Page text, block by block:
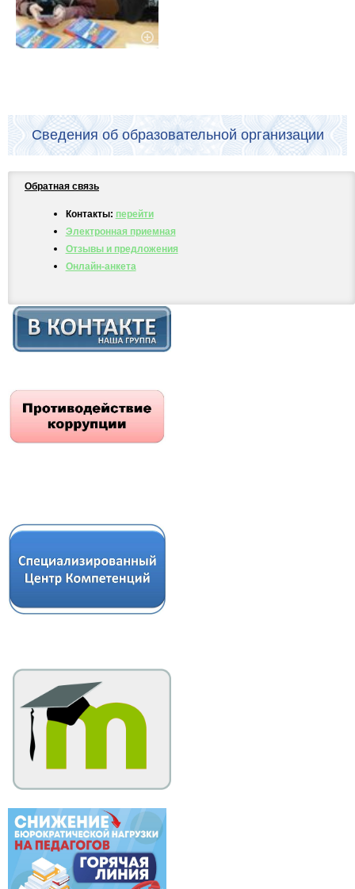
Сведения об образовательной организации
Обратная связь
Контакты: перейти
Электронная приемная
Отзывы и предложения
Онлайн-анкета